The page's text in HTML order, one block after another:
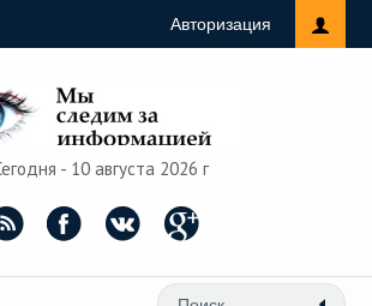
Авторизация
- 10 августа 2026 г